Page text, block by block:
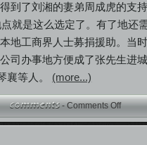
到了刘湘的妻弟周成虎的支
就是这么选定了。有了地还
工商界人士募捐援助。当
司办事地方便成了张先生进
襄等人。 (more...)
-Comments Off